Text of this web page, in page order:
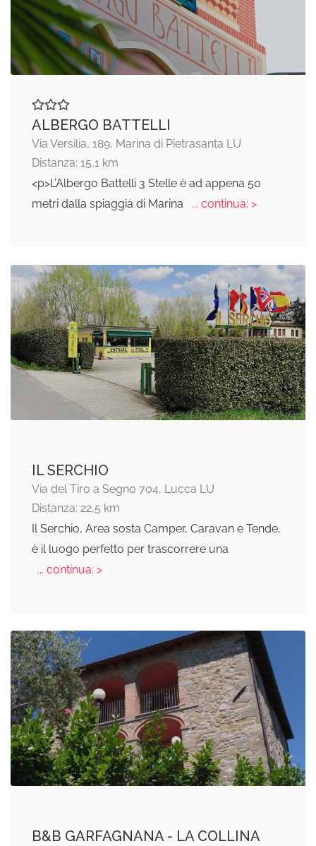
ALBERGO BATTELLI
Via Versilia, 189, Marina di Pietrasanta LU
Distanza: 15,1 km
<p>L’Albergo Battelli 3 Stelle è ad appena 50
metri dalla spiaggia di Marina
... continua: >
IL SERCHIO
Via del Tiro a Segno 704, Lucca LU
Distanza: 22,5 km
Il Serchio, Area sosta Camper, Caravan e Tende,
è il luogo perfetto per trascorrere una
... continua: >
B&B GARFAGNANA - LA COLLINA